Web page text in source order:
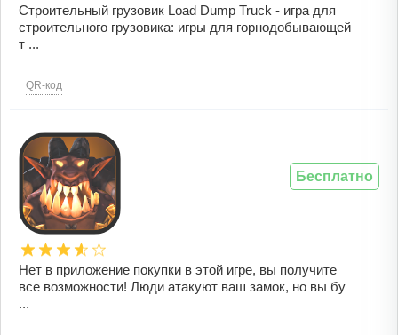
Строительный грузовик Load Dump Truck - игра для
строительного грузовика: игры для горнодобывающей
т ...
QR-код
Нет в приложение покупки в этой игре, вы получите
все возможности! Люди атакуют ваш замок, но вы бу
...
Бесплатно